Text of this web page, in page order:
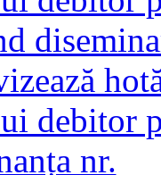
debitor